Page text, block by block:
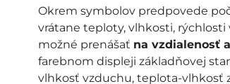
Okrem symbolov predpovede
vrátane teploty, vlhkosti, rýchlosti
možné prenášať na vzdialenosť
farebnom displeji základňovej
vlhkosť vzduchu, teplota-vlhkosť